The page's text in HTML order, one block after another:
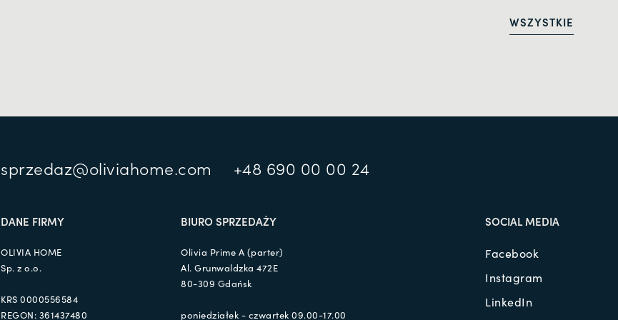
WSZYSTKIE
sprzedaz@oliviahome.com +48 690 00 00 24
DANE FIRMY
OLIVIA HOME
Sp. z o.o.
KRS 0000556584
REGON: 361437480
BIURO SPRZEDAŻY
Olivia Prime A (parter)
Al. Grunwaldzka 472E
80-309 Gdańsk
poniedziałek - czwartek 09.00-17.00
SOCIAL MEDIA
Facebook
Instagram
LinkedIn